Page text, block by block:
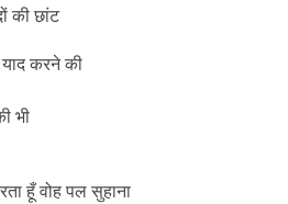
की छांट
करने की
भी
हूँ वोह पल सुहाना